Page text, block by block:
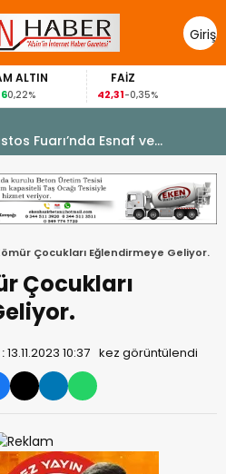
Giriş
Yap
ALTIN
0,22%
FAİZ
42,31-0,35%
Fuarı’nda Esnaf ve
Çocukları Eğlendirmeye Geliyor.
Çocukları
13.11.2023 10:37 kez görüntülendi